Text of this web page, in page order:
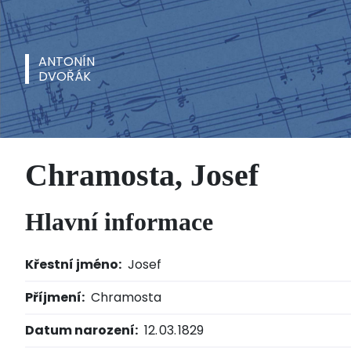
ANTONÍN
DVOŘÁK
Chramosta, Josef
Hlavní informace
Křestní jméno: Josef
Příjmení: Chramosta
Datum narození: 12. 03. 1829